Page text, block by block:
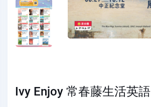
Ivy Enjoy 常春藤生活英語